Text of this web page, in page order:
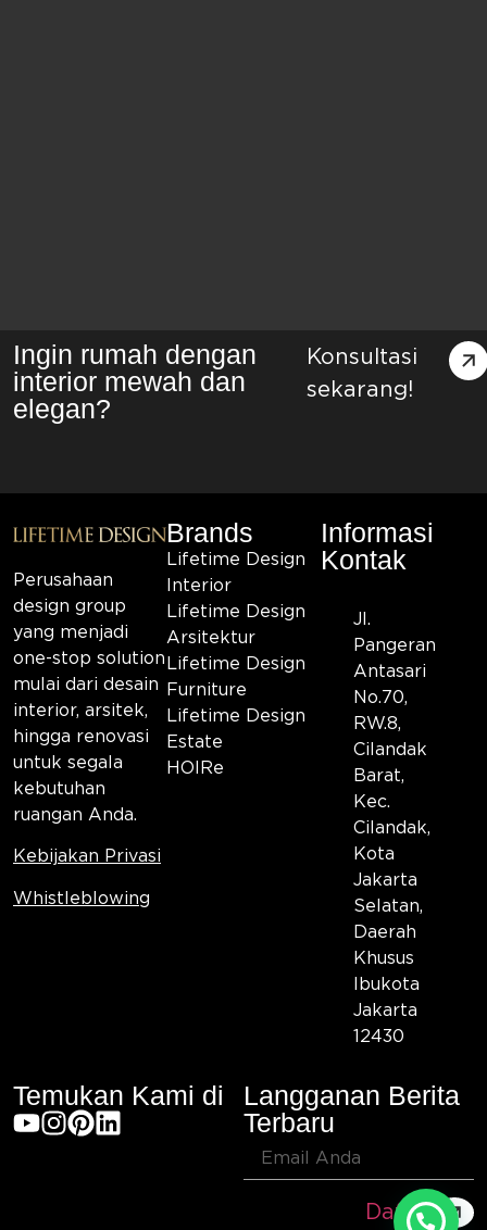
Ingin rumah dengan
interior mewah dan
elegan?
Konsultasi
sekarang!
Perusahaan
design group
yang menjadi
one-stop solution
mulai dari desain
interior, arsitek,
hingga renovasi
untuk segala
kebutuhan
ruangan Anda.
Kebijakan Privasi
Whistleblowing
Brands
Lifetime Design
Interior
Lifetime Design
Arsitektur
Lifetime Design
Furniture
Lifetime Design
Estate
HOIRe
Informasi
Kontak
Jl.
Pangeran
Antasari
No.70,
RW.8,
Cilandak
Barat,
Kec.
Cilandak,
Kota
Jakarta
Selatan,
Daerah
Khusus
Ibukota
Jakarta
12430
Temukan Kami di
Langganan Berita
Terbaru
Daftar